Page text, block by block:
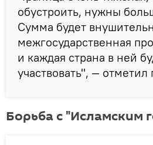
обустроить, нужны
Сумма будет
межгосударственная
и каждая страна в ней
участвовать", —
Борьба с "Исламским